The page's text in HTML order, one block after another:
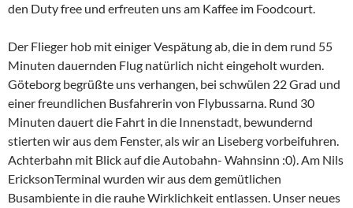
den Duty free und erfreuten uns am Kaffee im Foodcourt.
Der Flieger hob mit einiger Vespätung ab, die in dem rund 55
Minuten dauernden Flug natürlich nicht eingeholt wurden.
Göteborg begrüßte uns verhangen, bei schwülen 22 Grad und
einer freundlichen Busfahrerin von Flybussarna. Rund 30
Minuten dauert die Fahrt in die Innenstadt, bewundernd
stierten wir aus dem Fenster, als wir an Liseberg vorbeifuhren.
Achterbahn mit Blick auf die Autobahn- Wahnsinn :0). Am Nils
EricksonTerminal wurden wir aus dem gemütlichen
Busambiente in die rauhe Wirklichkeit entlassen. Unser neues